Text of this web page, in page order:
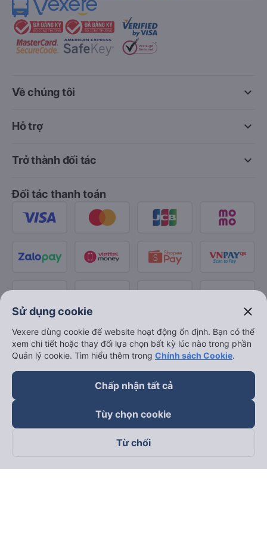
keyboard_arrow_down
Về chúng tôi
keyboard_arrow_down
Hỗ trợ
keyboard_arrow_down
Trở thành đối tác
Đối tác thanh toán
Theo dõi chúng tôi trên
Sử dụng cookie close
Vexere dùng cookie để website hoạt động ổn định. Bạn có thể
xem chi tiết hoặc thay đổi lựa chọn bất kỳ lúc nào trong phần
Quản lý cookie. Tìm hiểu thêm trong Chính sách Cookie.
Chấp nhận tất cả
Tùy chọn cookie
Từ chối